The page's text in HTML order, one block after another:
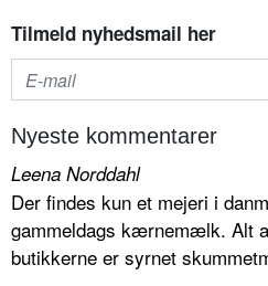
Tilmeld nyhedsmail her
Nyeste kommentarer
Leena Norddahl
Der findes kun et mejeri i
gammeldags kærnemælk. Alt
butikkerne er syrnet